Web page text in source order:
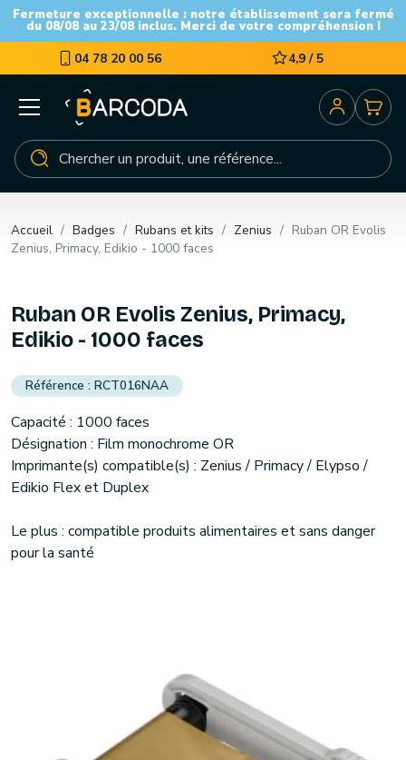
Fermeture exceptionnelle : notre établissement sera fermé
du 08/08 au 23/08 inclus. Merci de votre compréhension !
04 78 20 00 56 4,9 / 5
Accueil Badges Rubans et kits Zenius
Ruban OR Evolis
Zenius, Primacy, Edikio - 1000 faces
Ruban OR Evolis Zenius, Primacy,
Edikio - 1000 faces
RCT016NAA
Capacité : 1000 faces
Désignation : Film monochrome OR
Imprimante(s) compatible(s) : Zenius / Primacy / Elypso /
Edikio Flex et Duplex
Le plus : compatible produits alimentaires et sans danger
pour la santé